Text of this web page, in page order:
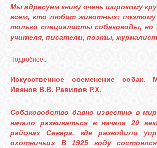
Мы адресуем книгу очень широкому
всем, кто любит животных;
только специалисты собаководы, но
учителя, писатели, поэты,
Подробнее...
Искусственное осеменение
Иванов В.В. Равилов Р.Х.
Собаководство давно известно в
начало развиваться в начале 20
районах Севера, где разводили
охотничьих В 1925 году